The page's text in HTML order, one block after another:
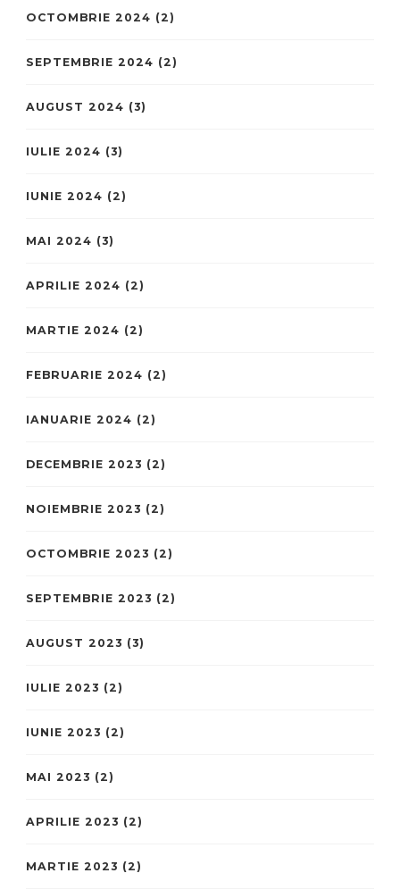
OCTOMBRIE 2024 (2)
SEPTEMBRIE 2024 (2)
AUGUST 2024 (3)
IULIE 2024 (3)
IUNIE 2024 (2)
MAI 2024 (3)
APRILIE 2024 (2)
MARTIE 2024 (2)
FEBRUARIE 2024 (2)
IANUARIE 2024 (2)
DECEMBRIE 2023 (2)
NOIEMBRIE 2023 (2)
OCTOMBRIE 2023 (2)
SEPTEMBRIE 2023 (2)
AUGUST 2023 (3)
IULIE 2023 (2)
IUNIE 2023 (2)
MAI 2023 (2)
APRILIE 2023 (2)
MARTIE 2023 (2)